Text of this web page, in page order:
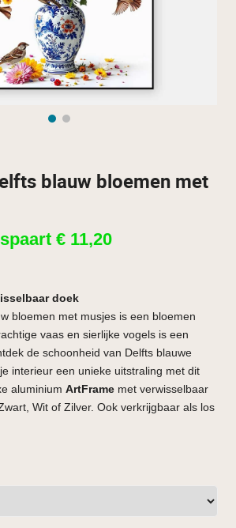
blauw bloemen met
€ 11,20
doek
bloemen met musjes is een bloemen
vaas en sierlijke vogels is een
de schoonheid van Delfts blauwe
interieur een unieke uitstraling met dit
aluminiumArtFrame met verwisselbaar
Wit of Zilver. Ook verkrijgbaar als los